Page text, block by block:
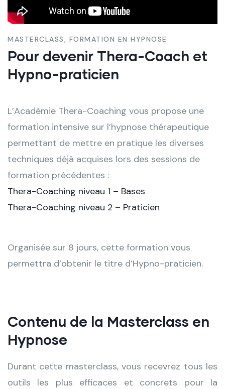
MASTERCLASS, FORMATION EN HYPNOSE
Pour devenir Thera-Coach et
Hypno-praticien
L’Académie Thera-Coaching vous propose une
formation intensive sur l’hypnose thérapeutique
permettant de mettre en pratique les diverses
techniques déjà acquises lors des sessions de
formation précédentes :
Thera-Coaching niveau 1 – Bases
Thera-Coaching niveau 2 – Praticien
Organisée sur 8 jours, cette formation vous
permettra d’obtenir le titre d’Hypno-praticien.
Contenu de la Masterclass en
Hypnose
Durant cette masterclass, vous recevrez tous les
outils les plus efficaces et concrets pour la